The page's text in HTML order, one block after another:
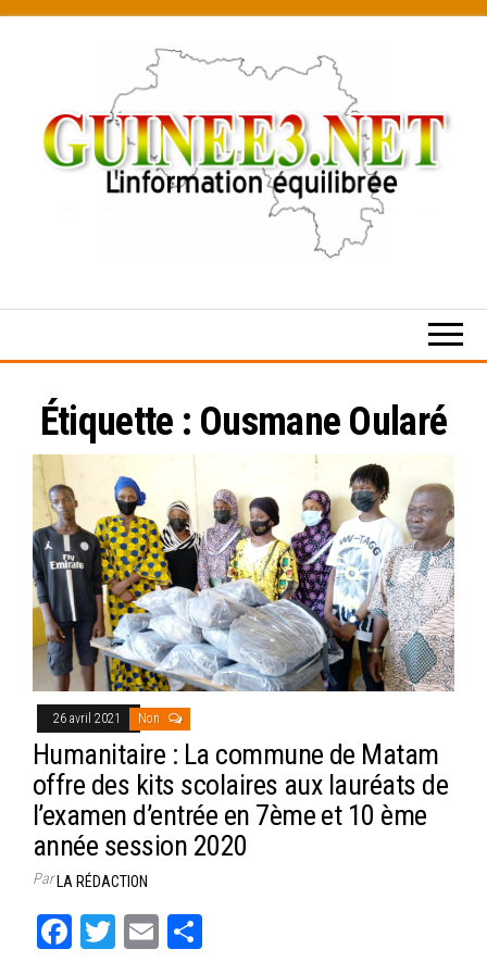
content
Étiquette : Ousmane Oularé
26 avril 2021 Non
Humanitaire : La commune de Matam
offre des kits scolaires aux lauréats de
l’examen d’entrée en 7ème et 10 ème
année session 2020
ParLA RÉDACTION
Fa
T
E